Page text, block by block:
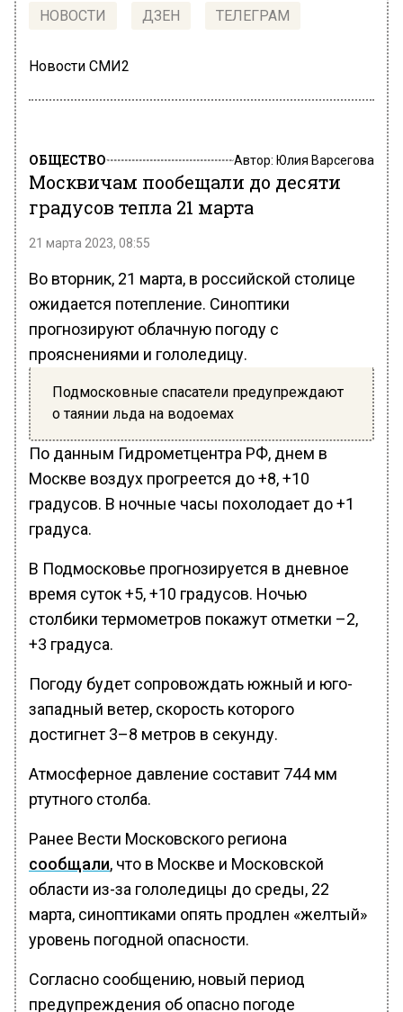
НОВОСТИ ДЗЕН ТЕЛЕГРАМ
Новости СМИ2
ОБЩЕСТВО Автор: Юлия Варсегова
Москвичам пообещали до десяти
градусов тепла 21 марта
21 марта 2023, 08:55
Во вторник, 21 марта, в российской столице
ожидается потепление. Синоптики
прогнозируют облачную погоду с
прояснениями и гололедицу.
Подмосковные спасатели предупреждают
о таянии льда на водоемах
По данным Гидрометцентра РФ, днем в
Москве воздух прогреется до +8, +10
градусов. В ночные часы похолодает до +1
градуса.
В Подмосковье прогнозируется в дневное
время суток +5, +10 градусов. Ночью
столбики термометров покажут отметки –2,
+3 градуса.
Погоду будет сопровождать южный и юго-
западный ветер, скорость которого
достигнет 3–8 метров в секунду.
Атмосферное давление составит 744 мм
ртутного столба.
Ранее Вести Московского региона
сообщали, что в Москве и Московской
области из-за гололедицы до среды, 22
марта, синоптиками опять продлен «желтый»
уровень погодной опасности.
Согласно сообщению, новый период
предупреждения об опасно погоде